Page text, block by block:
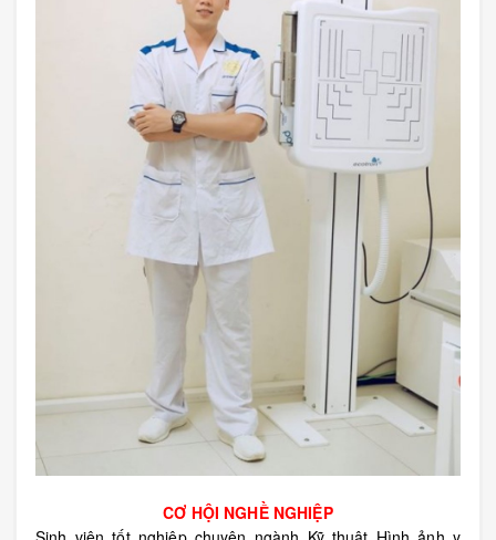
CƠ HỘI NGHỀ NGHIỆP